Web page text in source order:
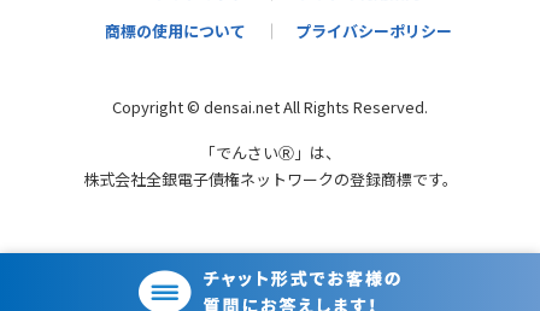
かんたんメールオファー
商標の使用について
プライバシーポリシー
Copyright © densai.net All Rights Reserved.
「でんさいⓇ」は、
株式会社全銀電子債権ネットワークの登録商標です。